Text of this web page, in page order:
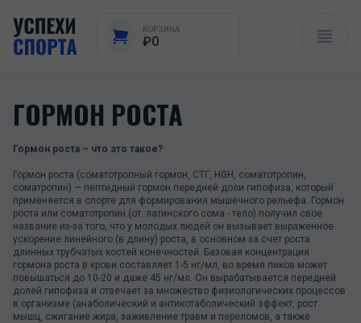
КОРЗИНА
₽0
ГОРМОН РОСТА
Гормон роста – что это такое?
Гормон роста (соматотропный гормон, СТГ, HGH, соматотропин,
соматропин) — пептидный гормон передней доли гипофиза, который
применяется в спорте для формирования мышечного рельефа. Гормон
роста или соматотропин (от. латинского сома - тело) получил свое
название из-за того, что у молодых людей он вызывает выраженное
ускорение линейного (в длину) роста, в основном за счет роста
длинных трубчатых костей конечностей. Базовая концентрация
гормона роста в крови составляет 1-5 нг/мл, во время пиков может
повышаться до 10-20 и даже 45 нг/мл. Он вырабатывается передней
долей гипофиза и отвечает за множество физиологических процессов
в организме (анаболический и антикотаболический эффект, рост
мышц, сжигание жира, заживление травм и переломов, а также